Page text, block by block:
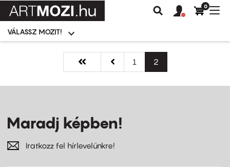
Moziválasztó
menü
VÁLASSZ MOZIT!
Keresés
Felhasználói
fiók
0
Oldalszámozás
Első
oldal
« Első
Előző
oldal
‹‹ Oldal
1
Jelenlegi
oldal
2
Maradj képben!
Iratkozz fel hírlevelünkre!